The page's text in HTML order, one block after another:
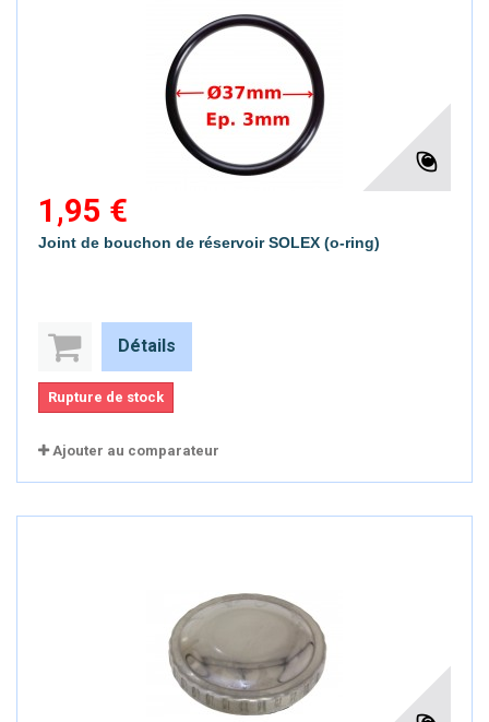
1,95 €
Joint de bouchon de réservoir SOLEX (o-ring)
Détails
Rupture de stock
Ajouter au comparateur